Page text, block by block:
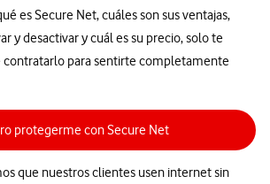
es Secure Net, cuáles son sus ventajas,
y desactivar y cuál es su precio, solo te
contratarlo para sentirte completamente
protegerme con Secure Net
que nuestros clientes usen internet sin